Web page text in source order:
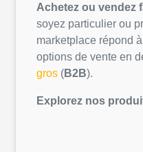
Achetez ou vendez
soyez particulier ou
marketplace répond à
options de vente en
gros (B2B).
Explorez nos